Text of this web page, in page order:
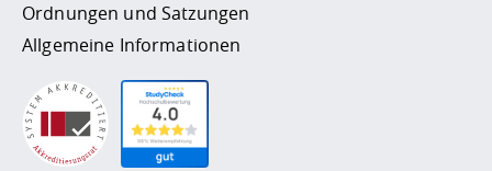
Ordnungen und Satzungen
Allgemeine Informationen